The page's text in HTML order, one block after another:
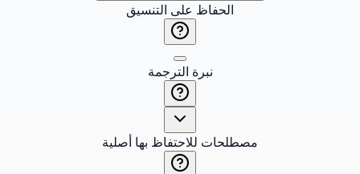
الحفاظ على التنسيق
نبرة الترجمة
مصطلحات للاحتفاظ بها أصلية